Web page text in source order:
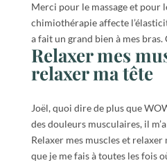
Merci pour le massage et pour
chimiothérapie affecte
a fait un grand bien à mes
Relaxer mes
relaxer ma tête
Joël, quoi dire de plus que
des douleurs musculaires, il
Relaxer mes muscles et relaxer
que je me fais à toutes les fois